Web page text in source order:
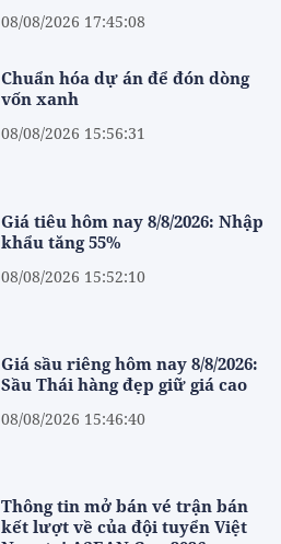
08/08/2026 17:45:08
Chuẩn hóa dự án để đón dòng
vốn xanh
08/08/2026 15:56:31
Giá tiêu hôm nay 8/8/2026: Nhập
khẩu tăng 55%
08/08/2026 15:52:10
Giá sầu riêng hôm nay 8/8/2026:
Sầu Thái hàng đẹp giữ giá cao
08/08/2026 15:46:40
Thông tin mở bán vé trận bán
kết lượt về của đội tuyển Việt